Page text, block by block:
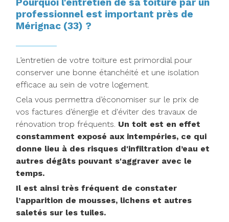
professionnel est important près de
Mérignac (33) ?
L’entretien de votre toiture est primordial pour
conserver une bonne étanchéité et une isolation
efficace au sein de votre logement.
Cela vous permettra d’économiser sur le prix de
vos factures d’énergie et d'éviter des travaux de
rénovation trop fréquents. Un toit est en effet
constamment exposé aux intempéries, ce qui
donne lieu à des risques d'infiltration d’eau et
autres dégâts pouvant s'aggraver avec le
temps.
Il est ainsi très fréquent de constater
l’apparition de mousses, lichens et autres
saletés sur les tuiles.